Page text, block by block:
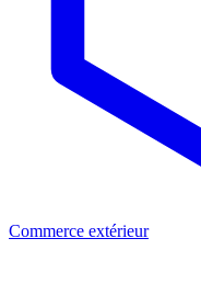
Commerce extérieur